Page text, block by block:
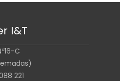
I&T
C
221